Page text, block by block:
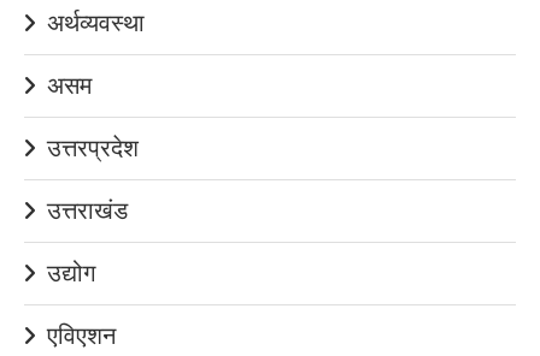
अर्थव्यवस्था
असम
उत्तरप्रदेश
उत्तराखंड
उद्योग
एविएशन